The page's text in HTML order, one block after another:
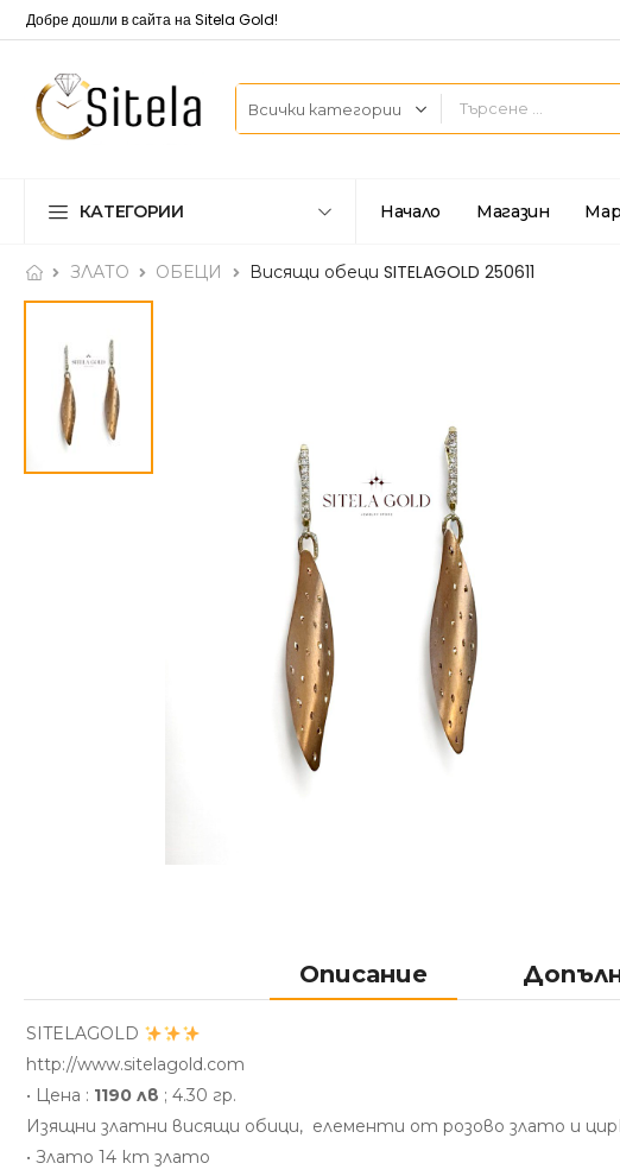
Добре дошли в сайта на Sitela Gold!
КАТЕГОРИИ Начало Магазин
ЗЛАТО ОБЕЦИ Висящи обеци SITELAGOLD 250611
Описание
SITELAGOLD
http://www.sitelagold.com
• Цена : 1190 лв ; 4.30 гр.
Изящни златни висящи обици, елементи от розово злато и
• Злато 14 кт злато